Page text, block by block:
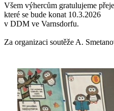
Všem výhercům gratulujeme
které se bude konat 10.3.2026
v DDM ve Varnsdorfu.
Za organizaci soutěže A.